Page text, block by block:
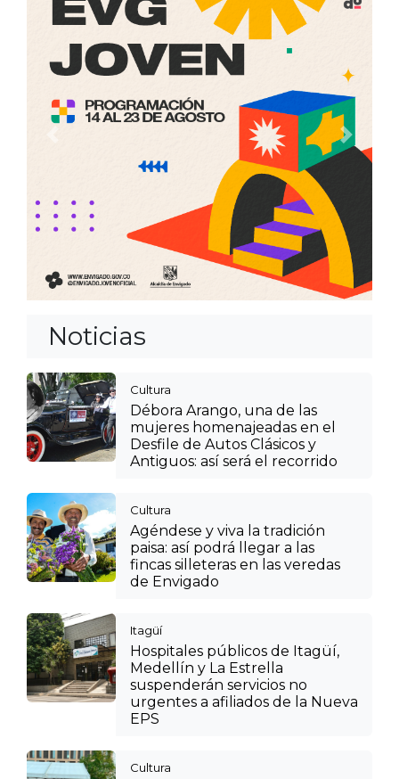
Noticias
Cultura
Débora Arango, una de las
mujeres homenajeadas en el
Desfile de Autos Clásicos y
Antiguos: así será el recorrido
Cultura
Agéndese y viva la tradición
paisa: así podrá llegar a las
fincas silleteras en las veredas
de Envigado
Itagüí
Hospitales públicos de Itagüí,
Medellín y La Estrella
suspenderán servicios no
urgentes a afiliados de la Nueva
EPS
Cultura